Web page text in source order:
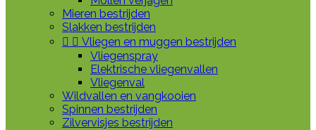
Mieren bestrijden
Slakken bestrijden
  Vliegen en muggen bestrijden
Vliegenspray
Elektrische vliegenvallen
Vliegenval
Wildvallen en vangkooien
Spinnen bestrijden
Zilvervisjes bestrijden